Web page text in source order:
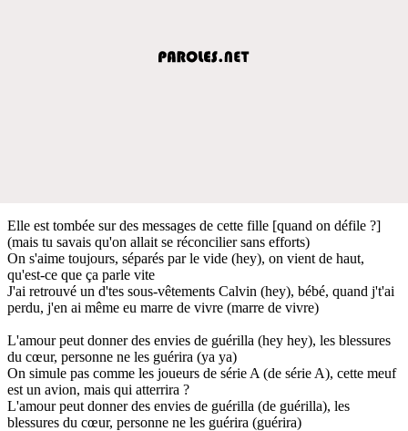
Elle est tombée sur des messages de cette fille [quand on défile ?]
(mais tu savais qu'on allait se réconcilier sans efforts)
On s'aime toujours, séparés par le vide (hey), on vient de haut,
qu'est-ce que ça parle vite
J'ai retrouvé un d'tes sous-vêtements Calvin (hey), bébé, quand j't'ai
perdu, j'en ai même eu marre de vivre (marre de vivre)
L'amour peut donner des envies de guérilla (hey hey), les blessures
du cœur, personne ne les guérira (ya ya)
On simule pas comme les joueurs de série A (de série A), cette meuf
est un avion, mais qui atterrira ?
L'amour peut donner des envies de guérilla (de guérilla), les
blessures du cœur, personne ne les guérira (guérira)